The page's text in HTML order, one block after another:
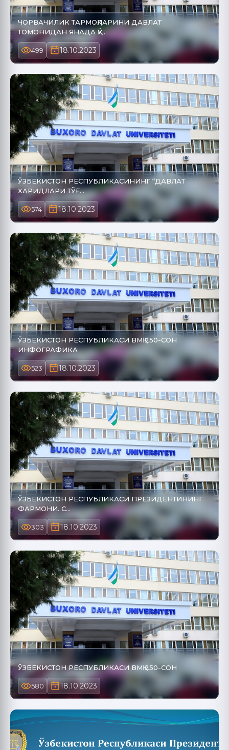
ЧОРВАЧИЛИК ТАРМОҚЛАРИНИ ДАВЛАТ
ТОМОНИДАН ЯНАДА ҚЎ…
499 18.10.2023
ЎЗБЕКИСТОН РЕСПУБЛИКАСИНИНГ “ДАВЛАТ
ХАРИДЛАРИ ТЎҒ…
574 18.10.2023
ЎЗБЕКИСТОН РЕСПУБЛИКАСИ ВМҚ 250-СОН
ИНФОГРАФИКА
523 18.10.2023
ЎЗБЕКИСТОН РЕСПУБЛИКАСИ ПРЕЗИДЕНТИНИНГ
ФАРМОНИ. С…
303 18.10.2023
ЎЗБЕКИСТОН РЕСПУБЛИКАСИ ВМҚ 250-СОН
580 18.10.2023